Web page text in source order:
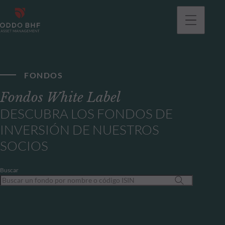
FONDOS
Fondos White Label
DESCUBRA LOS FONDOS DE
INVERSIÓN DE NUESTROS
SOCIOS
Buscar